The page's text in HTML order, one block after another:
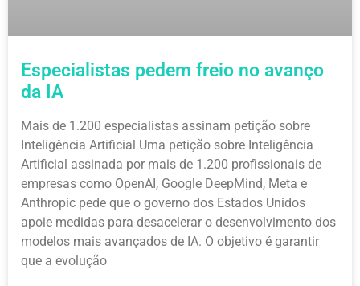
Especialistas pedem freio no avanço
da IA
Mais de 1.200 especialistas assinam petição sobre
Inteligência Artificial Uma petição sobre Inteligência
Artificial assinada por mais de 1.200 profissionais de
empresas como OpenAI, Google DeepMind, Meta e
Anthropic pede que o governo dos Estados Unidos
apoie medidas para desacelerar o desenvolvimento dos
modelos mais avançados de IA. O objetivo é garantir
que a evolução